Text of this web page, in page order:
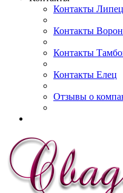
Контакты
Контакты
Контакты
Контакты Елец
Отзывы о